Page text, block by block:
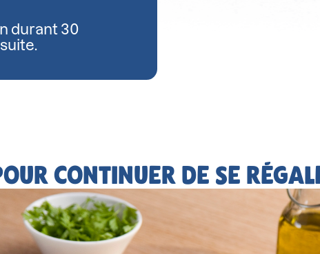
durant 30
CONTINUER DE SE